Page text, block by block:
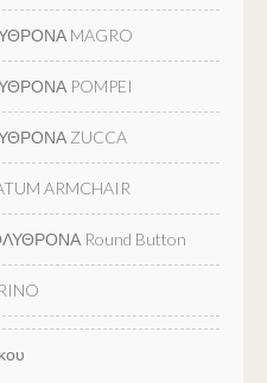
MAGRO
POMPEI
ZUCCA
ARMCHAIR
Round Button